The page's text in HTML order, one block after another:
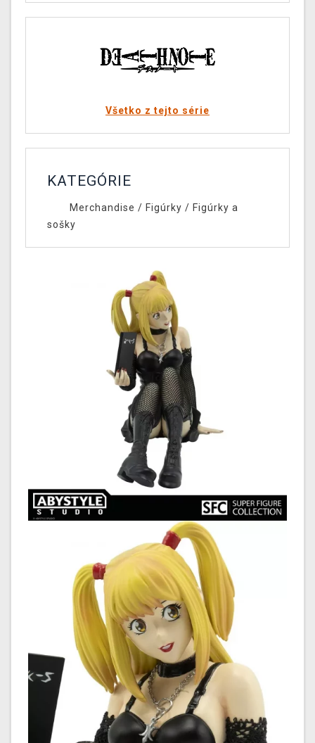
Všetko z tejto série
KATEGÓRIE
Merchandise / Figúrky / Figúrky a
sošky